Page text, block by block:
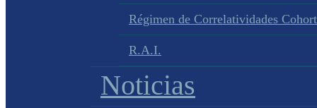
Régimen de Correlatividades
R.A.I.
Noticias